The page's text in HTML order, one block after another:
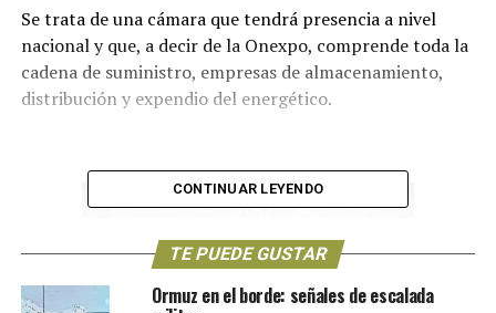
Se trata de una cámara que tendrá presencia a nivel
nacional y que, a decir de la Onexpo, comprende toda la
cadena de suministro, empresas de almacenamiento,
distribución y expendio del energético.
CONTINUAR LEYENDO
TE PUEDE GUSTAR
Ormuz en el borde: señales de escalada